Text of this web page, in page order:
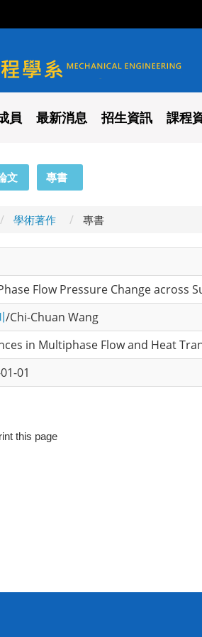
大學 機械工程學系
員 最新消息 招生資訊 課程
文 專書
學術著作 專書
Flow Pressure Change across
/Chi-Chuan Wang
in Multiphase Flow and Heat
01
this page